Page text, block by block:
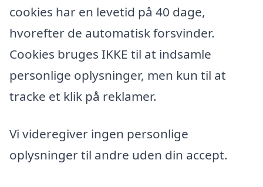
cookies har en levetid på 40 dage,
hvorefter de automatisk forsvinder.
Cookies bruges IKKE til at indsamle
personlige oplysninger, men kun til at
tracke et klik på reklamer.
Vi videregiver ingen personlige
oplysninger til andre uden din accept.